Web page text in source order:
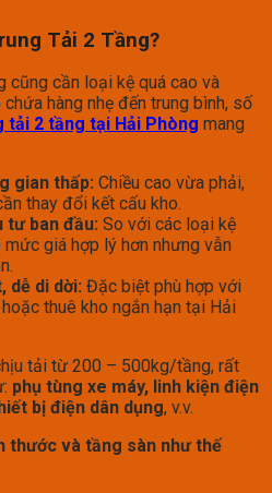
Tải 2 Tầng?
cũng cần loại kệ quá cao và
hàng nhẹ đến trung bình, số
tải 2 tầng tại Hải Phòng mang
gian thấp: Chiều cao vừa phải,
thay đổi kết cấu kho.
tư ban đầu: So với các loại kệ
giá hợp lý hơn nhưng vẫn
dễ di dời: Đặc biệt phù hợp với
thuê kho ngắn hạn tại Hải
tải từ 200 – 500kg/tầng, rất
phụ tùng xe máy, linh kiện điện
bị điện dân dụng, v.v.
thước và tầng sàn như thế